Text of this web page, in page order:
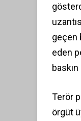
geçen
eden
Terör
örgüt